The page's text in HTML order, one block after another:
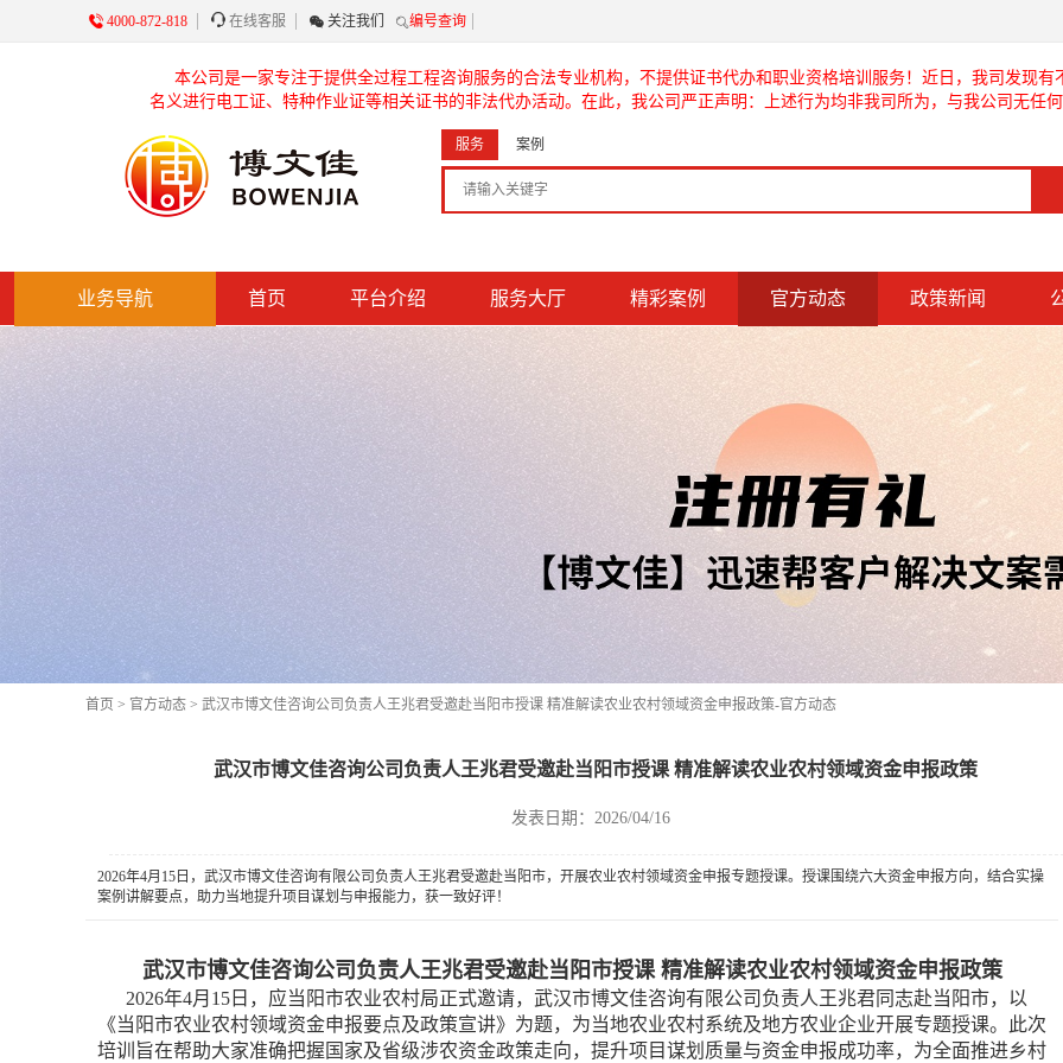
 4000-872-818  在线客服  关注我们 编号查询
本公司是一家专注于提供全过程工程咨询服务的合法专业机构，不提供证书代办和职业资格培训服务！近日，我司发现
名义进行电工证、特种作业证等相关证书的非法代办活动。在此，我公司严正声明：上述行为均非我司所为，与我公司无任
服务 案例
业务导航 首页 平台介绍 服务大厅 精彩案例 官方动态 政策新闻
首页 > 官方动态 > 武汉市博文佳咨询公司负责人王兆君受邀赴当阳市授课 精准解读农业农村领域资金申报政策-官方动态
武汉市博文佳咨询公司负责人王兆君受邀赴当阳市授课 精准解读农业农村领域资金申报政策
发表日期：2026/04/16
2026年4月15日，武汉市博文佳咨询有限公司负责人王兆君受邀赴当阳市，开展农业农村领域资金申报专题授课。授课围绕六大资金申报方向，结合实操
案例讲解要点，助力当地提升项目谋划与申报能力，获一致好评！
武汉市博文佳咨询公司负责人王兆君受邀赴当阳市授课 精准解读农业农村领域资金申报政策
2026年4月15日，应当阳市农业农村局正式邀请，武汉市博文佳咨询有限公司负责人王兆君同志赴当阳市，以
《当阳市农业农村领域资金申报要点及政策宣讲》为题，为当地农业农村系统及地方农业企业开展专题授课。此次
培训旨在帮助大家准确把握国家及省级涉农资金政策走向，提升项目谋划质量与资金申报成功率，为全面推进乡村